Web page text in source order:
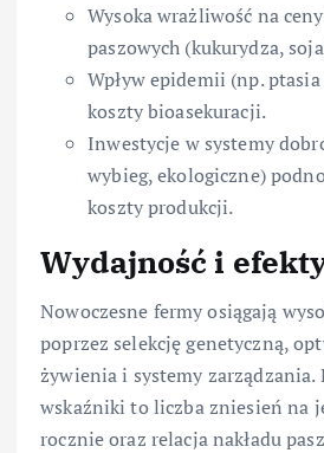
Wysoka wrażliwość na
paszowych (kukurydza,
Wpływ epidemii (np.
koszty bioasekuracji.
Inwestycje w systemy
wybieg, ekologiczne)
koszty produkcji.
Wydajność i
Nowoczesne fermy osiągają
poprzez selekcję genetyczną,
żywienia i systemy zarządzania.
wskaźniki to liczba zniesień na
rocznie oraz relacja nakładu